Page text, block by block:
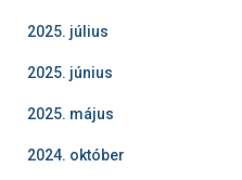
2025. július
2025. június
2025. május
2024. október